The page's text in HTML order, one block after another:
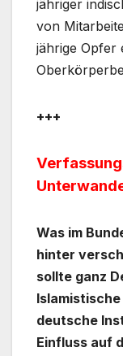
jähriger
von
jährige Opfer
+++
Was im
hinter
sollte ganz
deutsche
Einfluss auf